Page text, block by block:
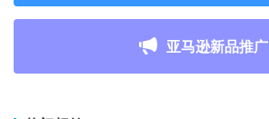
亚马逊新品推广